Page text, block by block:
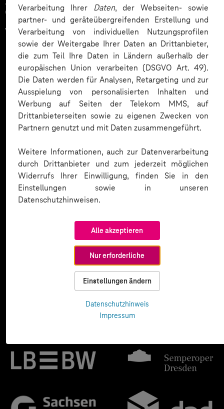
Verarbeitung Ihrer Daten, der Webseiten- sowie
partner- und geräteübergreifenden Erstellung und
Verarbeitung von individuellen Nutzungsprofilen
sowie der Weitergabe Ihrer Daten an Drittanbieter,
die zum Teil Ihre Daten in Ländern außerhalb der
europäischen Union verarbeiten (DSGVO Art. 49).
Die Daten werden für Analysen, Retargeting und zur
Ausspielung von personalisierten Inhalten und
Werbung auf Seiten der Telekom MMS, auf
Drittanbieterseiten sowie zu eigenen Zwecken von
Partnern genutzt und mit Daten zusammengeführt.
Weitere Informationen, auch zur Datenverarbeitung
durch Drittanbieter und zum jederzeit möglichen
Widerrufs Ihrer Einwilligung, finden Sie in den
Einstellungen sowie in unseren
Datenschutzhinweisen.
Alle akzeptieren
Nur erforderliche
Einstellungen ändern
Datenschutzhinweis
Impressum
Zahlreiche Unternehmen
vertrauen auf unsere
Expertise. Hier eine Auswahl: